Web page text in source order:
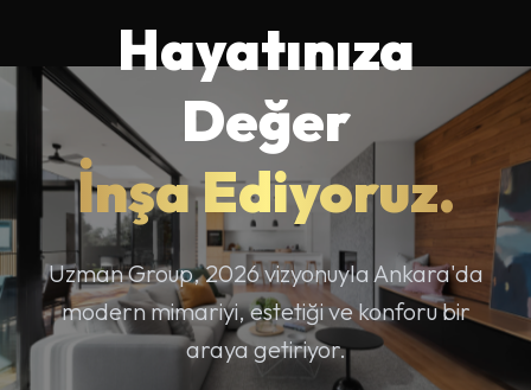
Hayatınıza
Değer
İnşa Ediyoruz.
Uzman Group, 2026 vizyonuyla Ankara'da
modern mimariyi, estetiği ve konforu bir
araya getiriyor.